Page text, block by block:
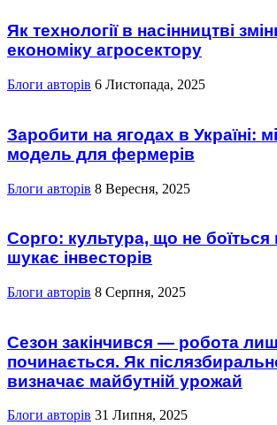
Як технології в насінництві
економіку агросектору
Блоги авторів 6 Листопада, 2025
Заробити на ягодах в Україні:
модель для фермерів
Блоги авторів 8 Вересня, 2025
Сорго: культура, що не боїться
шукає інвесторів
Блоги авторів 8 Серпня, 2025
Сезон закінчився — робота
починається. Як
визначає майбутній урожай
Блоги авторів 31 Липня, 2025